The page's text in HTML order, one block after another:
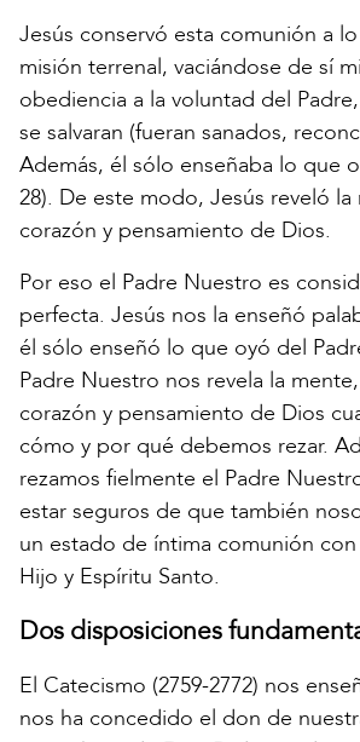
Jesús conservó esta comunión a
misión terrenal, vaciándose de sí
obediencia a la voluntad del
se salvaran (fueran sanados,
Además, él sólo enseñaba lo que
28). De este modo, Jesús reveló la
corazón y pensamiento de Dios.
Por eso el Padre Nuestro es
perfecta. Jesús nos la enseñó
él sólo enseñó lo que oyó del
Padre Nuestro nos revela la
corazón y pensamiento de Dios
cómo y por qué debemos rezar.
rezamos fielmente el Padre
estar seguros de que también
un estado de íntima comunión
Hijo y Espíritu Santo.
Dos disposiciones
El Catecismo (2759-2772) nos
nos ha concedido el don de